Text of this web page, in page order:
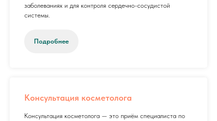
заболеваниях и для контроля сердечно-сосудистой
системы.
Подробнее
Консультация косметолога
Консультация косметолога — это приём специалиста по